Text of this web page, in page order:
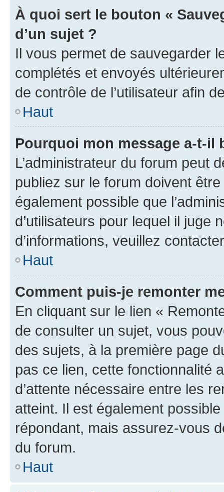
À quoi sert le bouton «
d’un sujet ?
Il vous permet de sauvegarder
complétés et envoyés
de contrôle de l’utilisateur afin
Haut
Pourquoi mon message a-t-il
L’administrateur du forum peut
publiez sur le forum doivent
également possible que
d’utilisateurs pour lequel il juge
d’informations, veuillez
Haut
Comment puis-je remonter
En cliquant sur le lien «
de consulter un sujet, vous
des sujets, à la première page
pas ce lien, cette fonctionnalité
d’attente nécessaire entre les
atteint. Il est également
répondant, mais assurez-vous
du forum.
Haut